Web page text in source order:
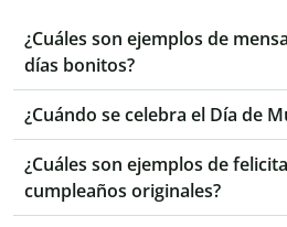
¿Cuáles son ejemplos de
días bonitos?
¿Cuándo se celebra el Día de
¿Cuáles son ejemplos de
cumpleaños originales?